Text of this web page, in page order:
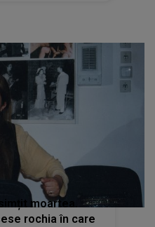
moartea.
rochia în care